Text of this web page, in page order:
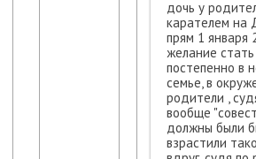
дочь у
карателем на
прям 1 января
желание
постепенно в
семье, в
родители ,
вообще
должны были
взрастили